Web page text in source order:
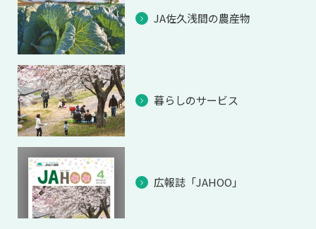
JA佐久浅間の農産物
暮らしのサービス
広報誌「JAHOO」